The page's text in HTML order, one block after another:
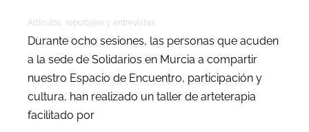
Artículos, reportajes y entrevistas
Durante ocho sesiones, las personas que acuden
a la sede de Solidarios en Murcia a compartir
nuestro Espacio de Encuentro, participación y
cultura, han realizado un taller de arteterapia
facilitado por